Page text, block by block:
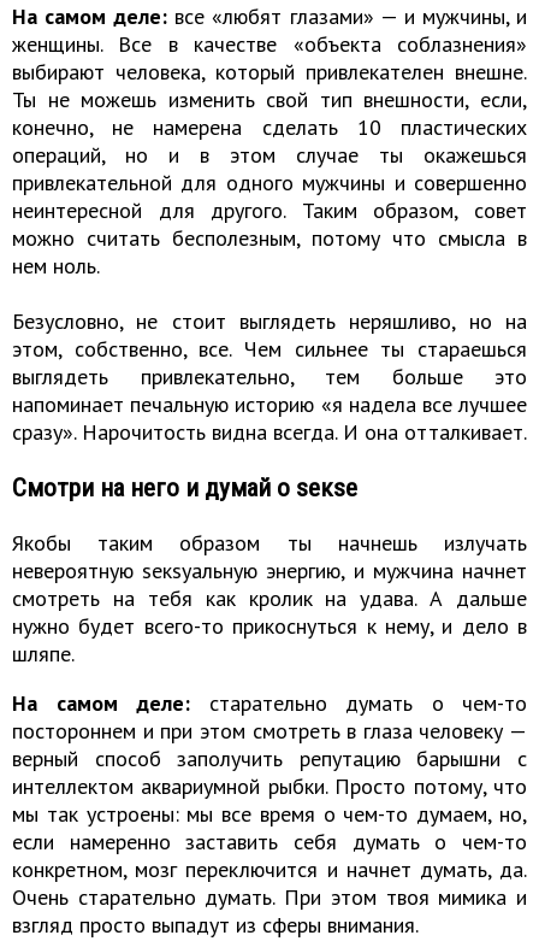
На самом деле: все «любят глазами» — и мужчины, и
женщины. Все в качестве «объекта соблазнения»
выбирают человека, который привлекателен внешне.
Ты не можешь изменить свой тип внешности, если,
конечно, не намерена сделать 10 пластических
операций, но и в этом случае ты окажешься
привлекательной для одного мужчины и совершенно
неинтересной для другого. Таким образом, совет
можно считать бесполезным, потому что смысла в
нем ноль.
Безусловно, не стоит выглядеть неряшливо, но на
этом, собственно, все. Чем сильнее ты стараешься
выглядеть привлекательно, тем больше это
напоминает печальную историю «я надела все лучшее
сразу». Нарочитость видна всегда. И она отталкивает.
Смотри на него и думай о sекsе
Якобы таким образом ты начнешь излучать
невероятную sекsуальную энергию, и мужчина начнет
смотреть на тебя как кролик на удава. А дальше
нужно будет всего-то прикоснуться к нему, и дело в
шляпе.
На самом деле: старательно думать о чем-то
постороннем и при этом смотреть в глаза человеку —
верный способ заполучить репутацию барышни с
интеллектом аквариумной рыбки. Просто потому, что
мы так устроены: мы все время о чем-то думаем, но,
если намеренно заставить себя думать о чем-то
конкретном, мозг переключится и начнет думать, да.
Очень старательно думать. При этом твоя мимика и
взгляд просто выпадут из сферы внимания.